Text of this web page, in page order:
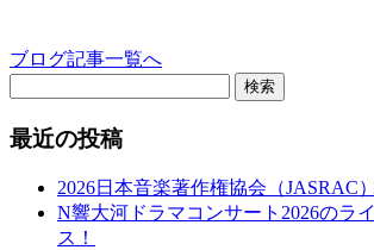
ブログ記事一覧へ
検索
最近の投稿
2026日本音楽著作権協会（JASRAC
N響大河ドラマコンサート2026のラ
ス！